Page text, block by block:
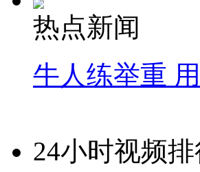
热点新闻
牛人练举重
24小时视频